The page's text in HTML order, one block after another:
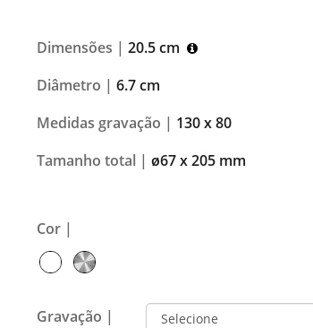
Dimensões | 20.5 cm
Diâmetro | 6.7 cm
Medidas gravação | 130 x 80
Tamanho total | ø67 x 205 mm
Cor |
Gravação |